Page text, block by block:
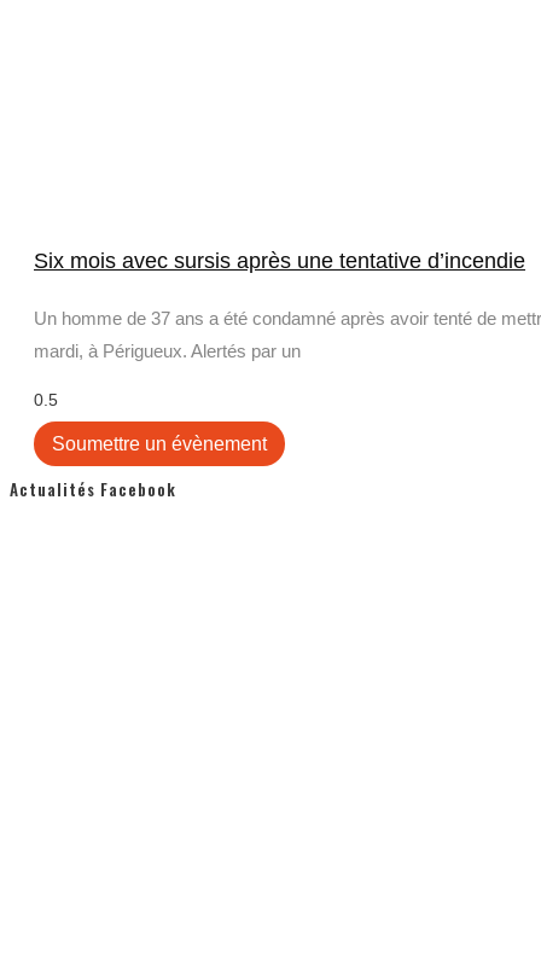
Six mois avec sursis après une tentative d’incendie
Un homme de 37 ans a été condamné après avoir tenté de
mardi, à Périgueux. Alertés par un
Soumettre un évènement
Actualités Facebook